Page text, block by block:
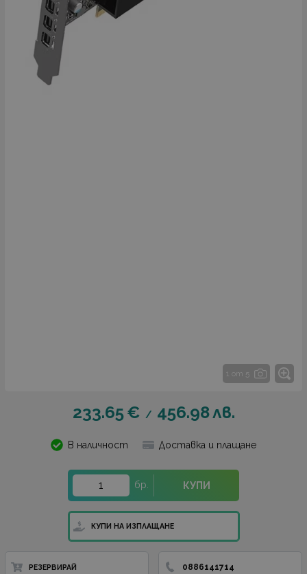
1 от 5
233.65€ / 456.98лв.
В наличност Доставка и плащане
бр. КУПИ
КУПИ НА ИЗПЛАЩАНЕ
РЕЗЕРВИРАЙ 0886141714